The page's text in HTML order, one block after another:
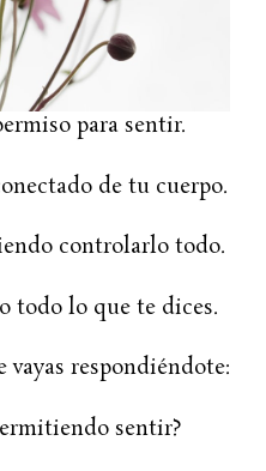
para sentir.
de tu cuerpo.
controlarlo todo.
todo lo que te dices.
vayas respondiéndote:
sentir?